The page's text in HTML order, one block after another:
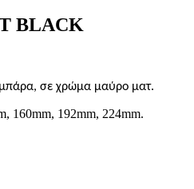
BLACK
μπάρα, σε χρώμα μαύρο ματ.
160mm, 192mm, 224mm.